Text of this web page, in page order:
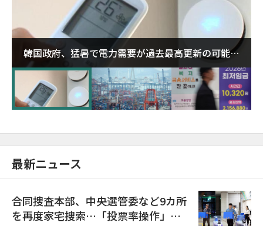
韓国政府、猛暑で電力需要が過去最高更新の可能性
に需給対応体制を点検
最新ニュース
合同捜査本部、中央選管委など9カ所
を再度家宅捜索…「投票率操作」の